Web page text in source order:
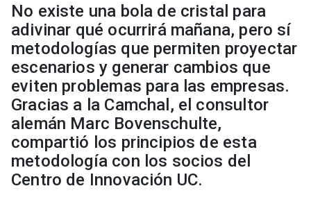
No existe una bola de cristal para
adivinar qué ocurrirá mañana, pero sí
metodologías que permiten proyectar
escenarios y generar cambios que
eviten problemas para las empresas.
Gracias a la Camchal, el consultor
alemán Marc Bovenschulte,
compartió los principios de esta
metodología con los socios del
Centro de Innovación UC.